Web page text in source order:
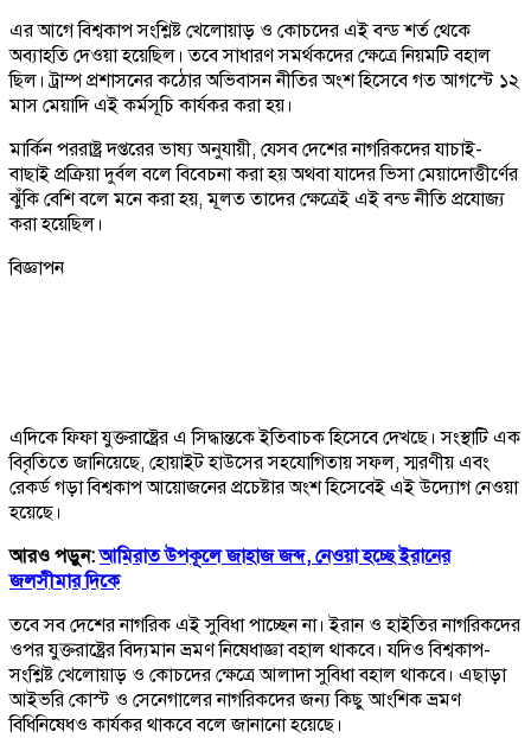
এর আগে বিশ্বকাপ সংশ্লিষ্ট খেলোয়াড় ও কোচদের এই বন্ড শর্ত থেকে
অব্যাহতি দেওয়া হয়েছিল। তবে সাধারণ সমর্থকদের ক্ষেত্রে নিয়মটি বহাল
ছিল। ট্রাম্প প্রশাসনের কঠোর অভিবাসন নীতির অংশ হিসেবে গত আগস্টে ১২
মাস মেয়াদি এই কর্মসূচি কার্যকর করা হয়।
মার্কিন পররাষ্ট্র দপ্তরের ভাষ্য অনুযায়ী, যেসব দেশের নাগরিকদের যাচাই-
বাছাই প্রক্রিয়া দুর্বল বলে বিবেচনা করা হয় অথবা যাদের ভিসা মেয়াদোত্তীর্ণের
ঝুঁকি বেশি বলে মনে করা হয়, মূলত তাদের ক্ষেত্রেই এই বন্ড নীতি প্রযোজ্য
করা হয়েছিল।
বিজ্ঞাপন
এদিকে ফিফা যুক্তরাষ্ট্রের এ সিদ্ধান্তকে ইতিবাচক হিসেবে দেখছে। সংস্থাটি এক
বিবৃতিতে জানিয়েছে, হোয়াইট হাউসের সহযোগিতায় সফল, স্মরণীয় এবং
রেকর্ড গড়া বিশ্বকাপ আয়োজনের প্রচেষ্টার অংশ হিসেবেই এই উদ্যোগ নেওয়া
হয়েছে।
আরও পড়ুন:আমিরাত উপকূলে জাহাজ জব্দ, নেওয়া হচ্ছে ইরানের
জলসীমার দিকে
তবে সব দেশের নাগরিক এই সুবিধা পাচ্ছেন না। ইরান ও হাইতির নাগরিকদের
ওপর যুক্তরাষ্ট্রের বিদ্যমান ভ্রমণ নিষেধাজ্ঞা বহাল থাকবে। যদিও বিশ্বকাপ-
সংশ্লিষ্ট খেলোয়াড় ও কোচদের ক্ষেত্রে আলাদা সুবিধা বহাল থাকবে। এছাড়া
আইভরি কোস্ট ও সেনেগালের নাগরিকদের জন্য কিছু আংশিক ভ্রমণ
বিধিনিষেধও কার্যকর থাকবে বলে জানানো হয়েছে।